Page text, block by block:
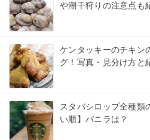
や潮干狩りの注意点も
ケンタッキーのチキン
グ！写真・見分け方と
スタバシロップ全種類
い順】バニラは？